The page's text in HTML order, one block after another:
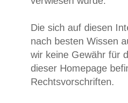
Die sich auf diesen
nach besten Wissen
wir keine Gewähr für
dieser Homepage
Rechtsvorschriften.